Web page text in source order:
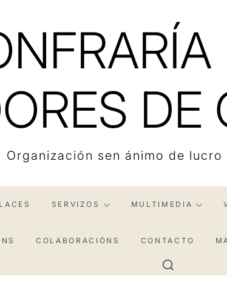
DE
Organización sen ánimo de lucro
SERVIZOS MULTIMEDIA
COLABORACIÓNS CONTACTO